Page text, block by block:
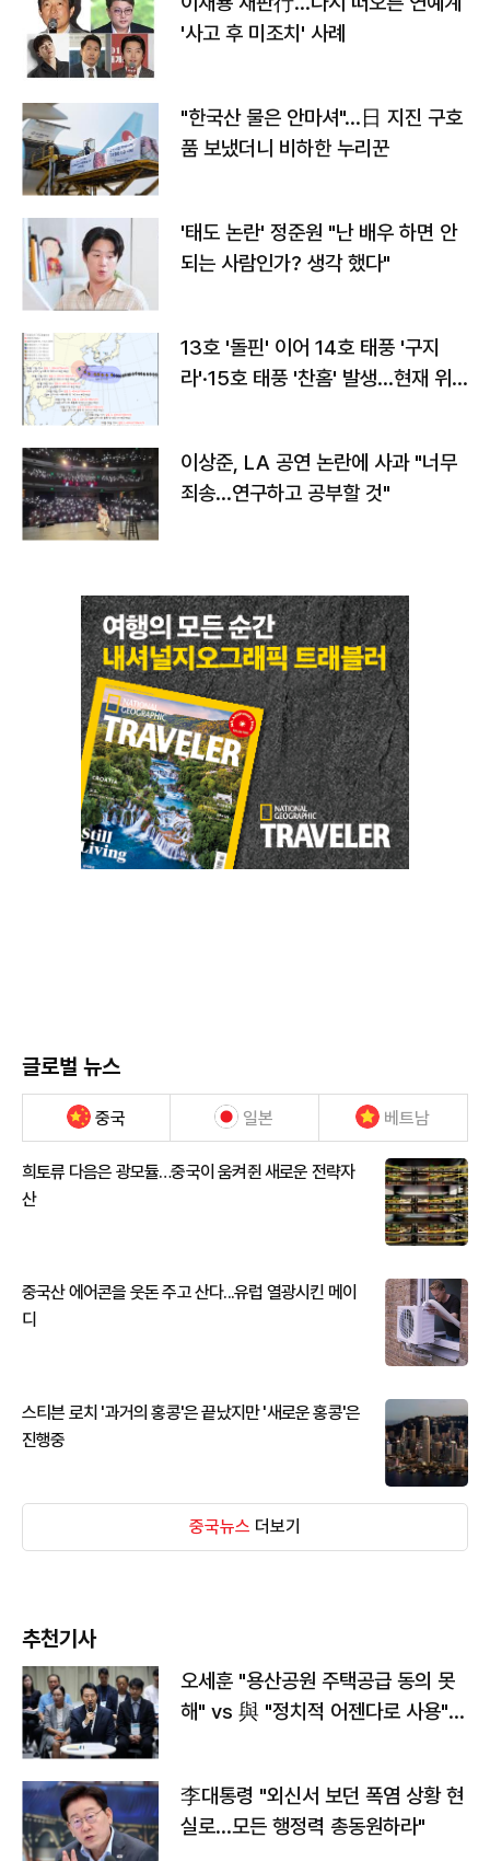
'사고 후 미조치' 사례
"한국산 물은 안마셔"…日 지진 구호
품 보냈더니 비하한 누리꾼
'태도 논란' 정준원 "난 배우 하면 안
되는 사람인가? 생각 했다"
13호 '돌핀' 이어 14호 태풍 '구지
라'·15호 태풍 '찬홈' 발생…현재 위
이상준, LA 공연 논란에 사과 "너무
죄송…연구하고 공부할 것"
글로벌 뉴스
중국 일본 베트남
희토류 다음은 광모듈…중국이 움켜쥔 새로운 전략자
산
중국산 에어콘을 웃돈 주고 산다...유럽 열광시킨 메이
디
스티븐 로치 '과거의 홍콩'은 끝났지만 '새로운 홍콩'은
진행중
중국뉴스 더보기
추천기사
오세훈 "용산공원 주택공급 동의 못
해" vs 與 "정치적 어젠다로 사용"
李대통령 "외신서 보던 폭염 상황 현
실로…모든 행정력 총동원하라"